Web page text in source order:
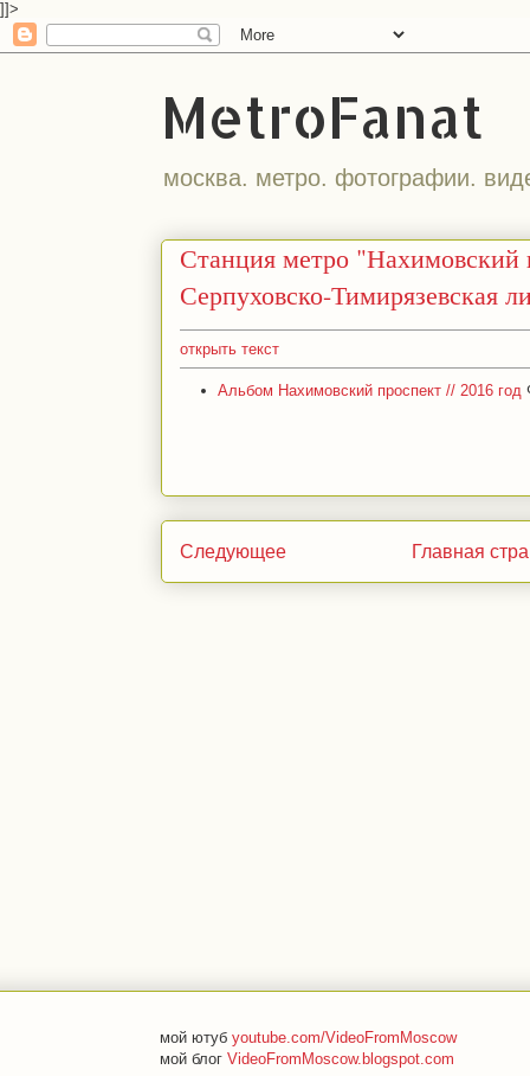
]]>
MetroFanat
москва. метро. фотографии.
Станция метро "Нахимовский
Серпуховско-Тимирязевская
открыть текст
Альбом Нахимовский проспект // 2016 год
Следующее Главная
мой ютуб youtube.com/VideoFromMoscow
мой блог VideoFromMoscow.blogspot.com